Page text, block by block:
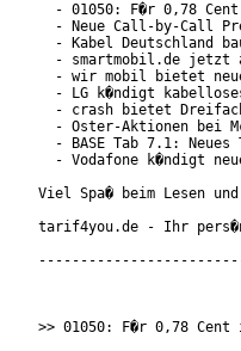
- 01050: F�r 0,78
- Neue Call-by-Call
- Kabel Deutschland
- smartmobil.de jetzt
- wir mobil bietet
- LG k�ndigt
- crash bietet
- Oster-Aktionen bei
- BASE Tab 7.1: Neues
- Vodafone k�ndigt
Viel Spa� beim Lesen
tarif4you.de - Ihr
>> 01050: F�r 0,78